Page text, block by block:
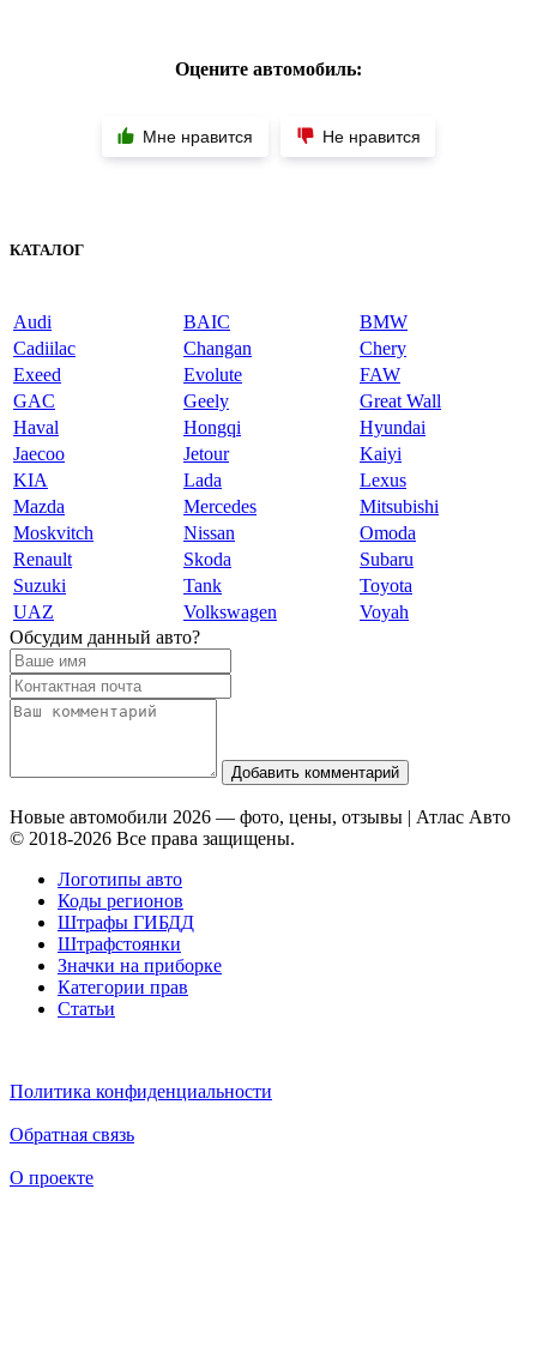
Оцените автомобиль:
Мне нравится Не нравится
КАТАЛОГ
Audi BAIC
BMW
Cadiilac
Changan
Chery
Exeed
Evolute
FAW
GAC
Geely
Great Wall
Haval
Hongqi
Hyundai
Jaecoo
Jetour
Kaiyi
KIA
Lada
Lexus
Mazda
Mercedes
Mitsubishi
Moskvitch
Nissan
Omoda
Renault
Skoda
Subaru
Suzuki
Tank
Toyota
UAZ
Volkswagen
Voyah
Обсудим данный авто?
Добавить комментарий
Новые автомобили 2026 — фото, цены, отзывы | Атлас Авто
© 2018-2026 Все права защищены.
Логотипы авто
Коды регионов
Штрафы ГИБДД
Штрафстоянки
Значки на приборке
Категории прав
Статьи
Политика конфиденциальности
Обратная связь
О проекте